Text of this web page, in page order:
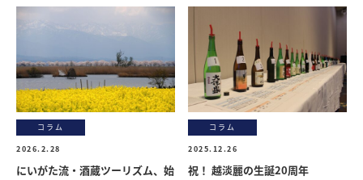
にいがた流・酒蔵ツーリズム、始
コラム
2026.2.28
祝！ 越淡麗の生誕20周年
コラム
2025.12.26